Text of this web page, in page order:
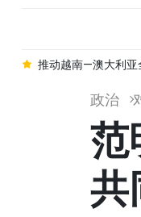
推动越南—澳大利亚
政治
范
共